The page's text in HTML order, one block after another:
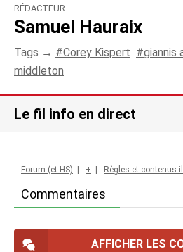
RÉDACTEUR
Samuel Hauraix
Tags → Corey Kispert giannis
middleton
Le fil info en direct
Commentaires
Forum (et HS) + Règles et contenus
AFFICHER LES